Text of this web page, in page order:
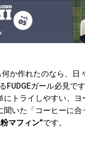
か作れたのなら、日
ガール必見です
トライしやすい、ヨ
いた「コーヒーに合
マフィン”です。